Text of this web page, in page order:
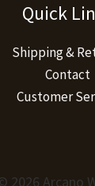
Quick
Shipping &
Contact
Customer
2026 Arcano